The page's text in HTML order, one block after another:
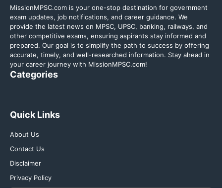
MissionMPSC.com is your one-stop destination for government
exam updates, job notifications, and career guidance. We
provide the latest news on MPSC, UPSC, banking, railways, and
other competitive exams, ensuring aspirants stay informed and
prepared. Our goal is to simplify the path to success by offering
accurate, timely, and well-researched information. Stay ahead in
your career journey with MissionMPSC.com!
Categories
Quick Links
About Us
Contact Us
Disclaimer
Privacy Policy